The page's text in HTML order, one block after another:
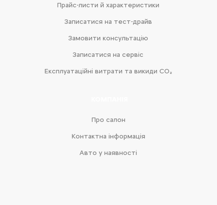
Прайс-листи й характеристики
Записатися на тест-драйв
Замовити консультацію
Записатися на сервіс
Експлуатаційні витрати та викиди CO₂
Про салон
Контактна інформація
Авто у наявності